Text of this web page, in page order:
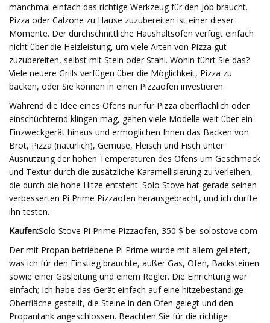
manchmal einfach das richtige Werkzeug für den Job braucht.
Pizza oder Calzone zu Hause zuzubereiten ist einer dieser
Momente. Der durchschnittliche Haushaltsofen verfügt einfach
nicht über die Heizleistung, um viele Arten von Pizza gut
zuzubereiten, selbst mit Stein oder Stahl. Wohin führt Sie das?
Viele neuere Grills verfügen über die Möglichkeit, Pizza zu
backen, oder Sie können in einen Pizzaofen investieren.
Während die Idee eines Ofens nur für Pizza oberflächlich oder
einschüchternd klingen mag, gehen viele Modelle weit über ein
Einzweckgerät hinaus und ermöglichen Ihnen das Backen von
Brot, Pizza (natürlich), Gemüse, Fleisch und Fisch unter
Ausnutzung der hohen Temperaturen des Ofens um Geschmack
und Textur durch die zusätzliche Karamellisierung zu verleihen,
die durch die hohe Hitze entsteht. Solo Stove hat gerade seinen
verbesserten Pi Prime Pizzaofen herausgebracht, und ich durfte
ihn testen.
Kaufen:Solo Stove Pi Prime Pizzaofen, 350 $ bei solostove.com
Der mit Propan betriebene Pi Prime wurde mit allem geliefert,
was ich für den Einstieg brauchte, außer Gas, Ofen, Backsteinen
sowie einer Gasleitung und einem Regler. Die Einrichtung war
einfach; Ich habe das Gerät einfach auf eine hitzebeständige
Oberfläche gestellt, die Steine ​​in den Ofen gelegt und den
Propantank angeschlossen. Beachten Sie für die richtige